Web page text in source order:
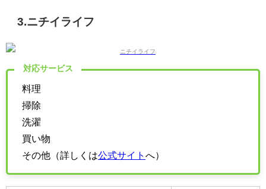
3.ニチイライフ
対応サービス
料理
掃除
洗濯
買い物
その他（詳しくは公式サイト へ）